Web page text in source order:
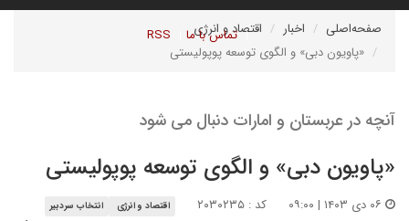
تماس با ما RSS صفحه‌اصلی اخبار
اقتصاد و انرژی
«پاویون دبی» و الگوی توسعه پوپولیستی
آنچه در عربستان و امارات دنبال می شود
«پاویون دبی» و الگوی توسعه پوپولیستی
کد : ۲۰۳۰۲۳۵ اقتصاد و انرژی انتخاب سردبیر